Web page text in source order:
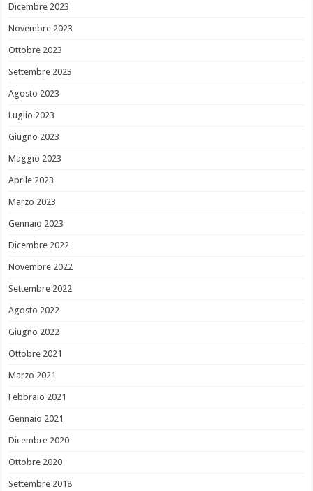
Dicembre 2023
Novembre 2023
Ottobre 2023
Settembre 2023
Agosto 2023
Luglio 2023
Giugno 2023
Maggio 2023
Aprile 2023
Marzo 2023
Gennaio 2023
Dicembre 2022
Novembre 2022
Settembre 2022
Agosto 2022
Giugno 2022
Ottobre 2021
Marzo 2021
Febbraio 2021
Gennaio 2021
Dicembre 2020
Ottobre 2020
Settembre 2018